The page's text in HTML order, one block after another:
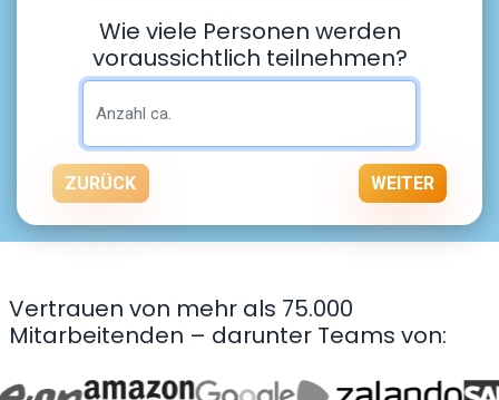
Wie viele Personen werden
voraussichtlich teilnehmen?
ZURÜCK WEITER
Vertrauen von mehr als 75.000
Mitarbeitenden – darunter Teams von: